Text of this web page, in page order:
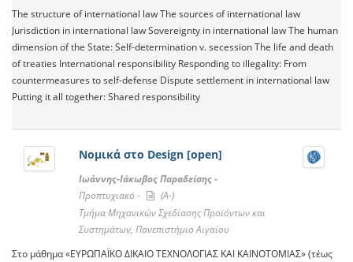
The structure of international law The sources of international law
Jurisdiction in international law Sovereignty in international law The human
dimension of the State: Self-­determination v. secession The life and death
of treaties International responsibility Responding to illegality: From
countermeasures to self-­defense Dispute settlement in international law
Putting it all together: Shared responsibility
Νομικά στο Design [open]
Ιωάννης-Ιάκωβος Παραδείσης -
Προπτυχιακό -
(A-)
Τμήμα Μηχανικών Σχεδίασης Προϊόντων και
Συστημάτων, Πανεπιστήμιο Αιγαίου
Στο μάθημα «ΕΥΡΩΠΑΪΚΟ ΔΙΚΑΙΟ ΤΕΧΝΟΛΟΓΙΑΣ ΚΑΙ ΚΑΙΝΟΤΟΜΙΑΣ» (τέως